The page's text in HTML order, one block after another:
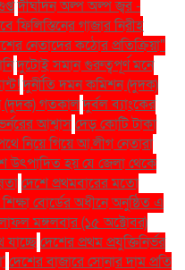
দীর্ঘদিন অল্প অল্প জ্বর -
ফিলিস্তিনের গাজার নিরীহ
নেতাদের কঠোর প্রতিক্রিয়া"
দুটোই সমান গুরুত্বপূর্ণ মনে
দুর্নীতি দমন কমিশন (দুদক)
(দুদক) গতকালদুর্বল ব্যাংকের
আশ্বাসদেড় কোটি টাকা
নিয়ে গিয়ে আ.লীগ নেতারা
উৎপাদিত হয় যে জেলা থেকে
দেশে প্রথমবারের মতো
বোর্ডের অধীনে অনুষ্ঠিত এ
মঙ্গলবার (১৫ অক্টোবর)
দেশের প্রথম প্রযুক্তিনির্ভর
দেশের বাজারে সোনার দাম প্রতি